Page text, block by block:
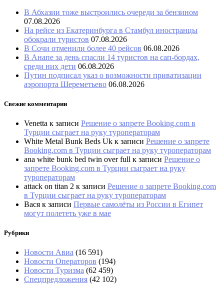
В Абхазии тоже выстроились очереди за бензином
07.08.2026
На рейсе из Екатеринбурга в Стамбул иностранцы
обокрали туристов 07.08.2026
В Сочи отменили более 40 рейсов 06.08.2026
В Анапе за день спасли 14 туристов на сап-бордах,
среди них дети 06.08.2026
Путин подписал указ о возможности приватизации
аэропорта Шереметьево 06.08.2026
Свежие комментарии
Venetta к записи Решение о запрете Booking.com в
Турции сыграет на руку туроператорам
White Metal Bunk Beds Uk к записи Решение о запрете
Booking.com в Турции сыграет на руку туроператорам
ana white bunk bed twin over full к записи Решение о
запрете Booking.com в Турции сыграет на руку
туроператорам
attack on titan 2 к записи Решение о запрете Booking.com
в Турции сыграет на руку туроператорам
Вася к записи Первые самолёты из России в Египет
могут полететь уже в мае
Рубрики
Новости Авиа (16 591)
Новости Операторов (194)
Новости Туризма (62 459)
Спецпредложения (42 102)